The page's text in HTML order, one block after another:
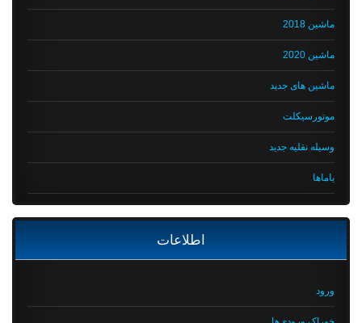
ماشین 2018
ماشین 2020
ماشین های جدید
موتورسیکلت
وسیله نقلیه جدید
یاماها
اطلاعات
ورود